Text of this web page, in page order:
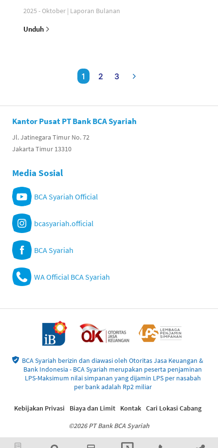
2025 - Oktober | Laporan Bulanan
Unduh
1 2 3
Kantor Pusat PT Bank BCA Syariah
Jl. Jatinegara Timur No. 72
Jakarta Timur 13310
Media Sosial
BCA Syariah Official
bcasyariah.official
BCA Syariah
WA Official BCA Syariah
BCA Syariah berizin dan diawasi oleh Otoritas Jasa Keuangan &
Bank Indonesia - BCA Syariah merupakan peserta penjaminan
LPS-Maksimum nilai simpanan yang dijamin LPS per nasabah
per bank adalah Rp2 miliar
©2026 PT Bank BCA Syariah
Kebijakan Privasi Biaya dan Limit Kontak Cari Lokasi Cabang